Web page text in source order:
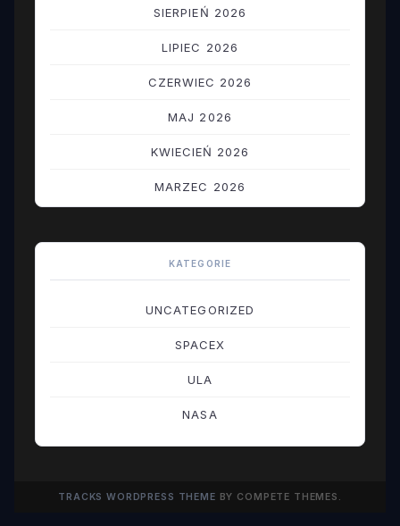
SIERPIEŃ 2026
LIPIEC 2026
CZERWIEC 2026
MAJ 2026
KWIECIEŃ 2026
MARZEC 2026
CZERWIEC 2025
KATEGORIE
UNCATEGORIZED
SPACEX
ULA
NASA
TRACKS WORDPRESS THEME BY COMPETE THEMES.